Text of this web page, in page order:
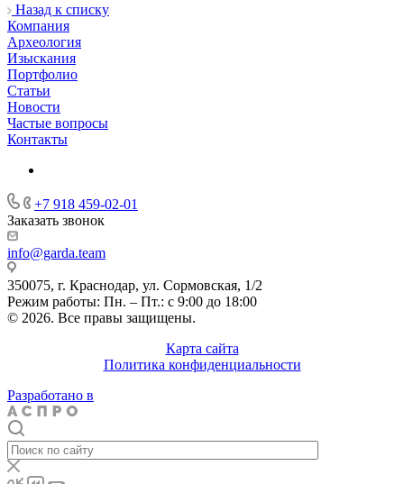
Назад к списку
Компания
Археология
Изыскания
Портфолио
Статьи
Новости
Частые вопросы
Контакты
+7 918 459-02-01
Заказать звонок
info@garda.team
350075, г. Краснодар, ул. Сормовская, 1/2
Режим работы: Пн. – Пт.: с 9:00 до 18:00
© 2026. Все правы защищены.
Карта сайта
Политика конфиденциальности
Разработано в